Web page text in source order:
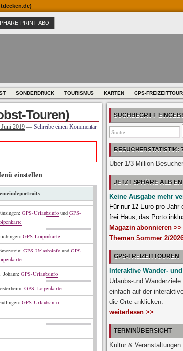
PRINT-ABO
SONDERDRUCK TOURISMUS KARTEN GPS-
Touren)
Juni 2019 — Schreibe einen Kommentar
einstellen
GPS-Urlaubsinfo und GPS-
GPS-Loipenkarte
GPS-Urlaubsinfo und GPS-
Johann: GPS-Urlaubsinfo
GPS-Loipenkarte
GPS-Urlaubsinfo
SUCHBEGRIFF
BESUCHERSTATISTIK:
Über 1/3 Million
JETZT SPHÄRE ALB
Keine Ausgabe mehr
Für nur 12 Euro pro
frei Haus, das Porto
Magazin abonnieren >>
Themen Sommer 2/
GPS-FREIZEITTOUREN
Interaktive Wander-
Urlaubs-und
einfach auf der
die Orte anklicken.
weiterlesen >>
TERMINÜBERSICHT
Kultur &